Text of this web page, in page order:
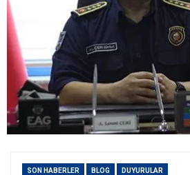
SON HABERLER BLOG DUYURULAR